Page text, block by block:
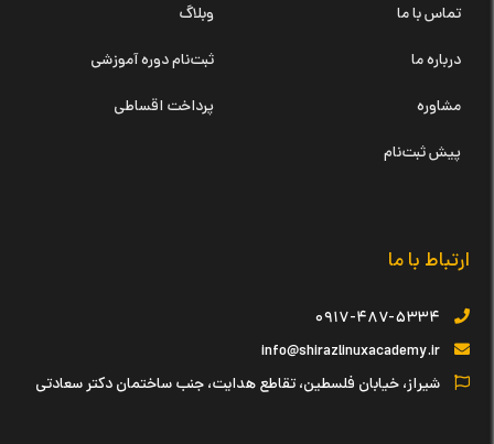
تماس با ما
درباره ما
مشاوره
پیش ثبت‌نام
وبلاگ
ثبت‌نام دوره آموزشی
پرداخت اقساطی
ارتباط با ما
۰۹۱۷-۴۸۷-۵۳۳۴
info@shirazlinuxacademy.ir
شیراز، خیابان فلسطین، تقاطع هدایت، جنب ساختمان دکتر سعادتی